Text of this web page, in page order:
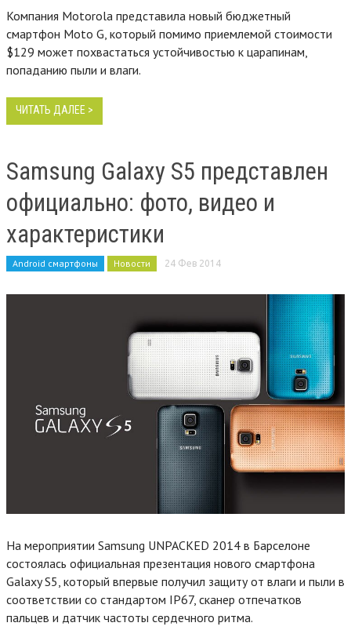
Компания Motorola представила новый бюджетный
смартфон Moto G, который помимо приемлемой стоимости
$129 может похвастаться устойчивостью к царапинам,
попаданию пыли и влаги.
ЧИТАТЬ ДАЛЕЕ >
Samsung Galaxy S5 представлен
официально: фото, видео и
характеристики
Android смартфоны Новости 24 Фев 2014
На мероприятии Samsung UNPACKED 2014 в Барселоне
состоялась официальная презентация нового смартфона
Galaxy S5, который впервые получил защиту от влаги и пыли в
соответствии со стандартом IP67, сканер отпечатков
пальцев и датчик частоты сердечного ритма.